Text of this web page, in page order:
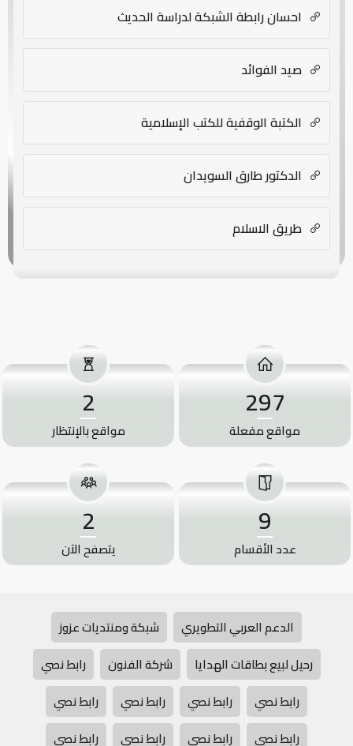
احسان رابطة الشبكة لدراسة الحديث
صيد الفوائد
الكتبة الوقفية للكتب الإسلامية
الدكتور طارق السويدان
طريق الاسلام
297
مواقع مفعلة
2
مواقع بالإنتظار
9
عدد الأقسام
2
يتصفح الآن
الدعم العربي التطويري
شبكة ومنتديات عزوز
رحيل لبيع بطاقات الهدايا
شركة الفنون
رابط نصي
رابط نصي
رابط نصي رابط نصي
رابط نصي
رابط نصي
رابط نصي رابط نصي رابط نصي